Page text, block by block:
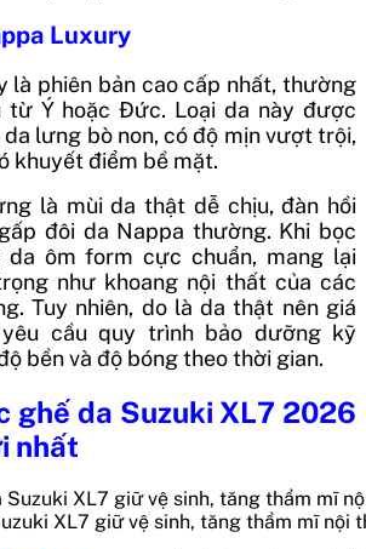
Luxury
là phiên bản cao cấp nhất, thường
từ Ý hoặc Đức. Loại da này được
lưng bò non, có độ mịn vượt trội,
khuyết điểm bề mặt.
là mùi da thật dễ chịu, đàn hồi
đôi da Nappa thường. Khi bọc
da ôm form cực chuẩn, mang lại
như khoang nội thất của các
Tuy nhiên, do là da thật nên giá
cầu quy trình bảo dưỡng kỹ
bền và độ bóng theo thời gian.
ghế da Suzuki XL7 2026
nhất
XL7 giữ vệ sinh, tăng thẩm mĩ nội